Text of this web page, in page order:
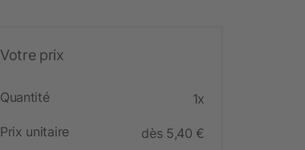
Votre prix
Quantité 1x
Prix unitaire dès 5,40 €